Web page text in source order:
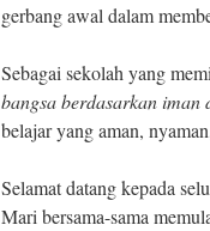
gerbang awal dalam
Sebagai sekolah yang
bangsa berdasarkan iman
belajar yang aman,
Selamat datang kepada
Mari bersama-sama